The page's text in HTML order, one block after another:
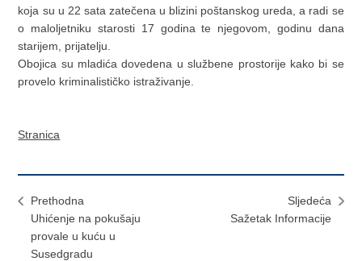
koja su u 22 sata zatečena u blizini poštanskog ureda, a radi se
o maloljetniku starosti 17 godina te njegovom, godinu dana
starijem, prijatelju.
Obojica su mladića dovedena u službene prostorije kako bi se
provelo kriminalističko istraživanje.
Stranica
Prethodna
Uhićenje na pokušaju
provale u kuću u
Susedgradu
Sljedeća
Sažetak Informacije